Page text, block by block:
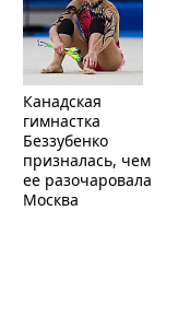
Канадская
гимнастка
Беззубенко
призналась, чем
ее разочаровала
Москва